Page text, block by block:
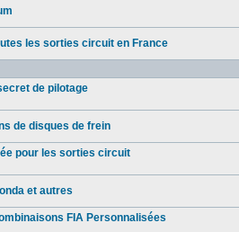
les sorties circuit en France
de pilotage
de disques de frein
pour les sorties circuit
et autres
FIA Personnalisées